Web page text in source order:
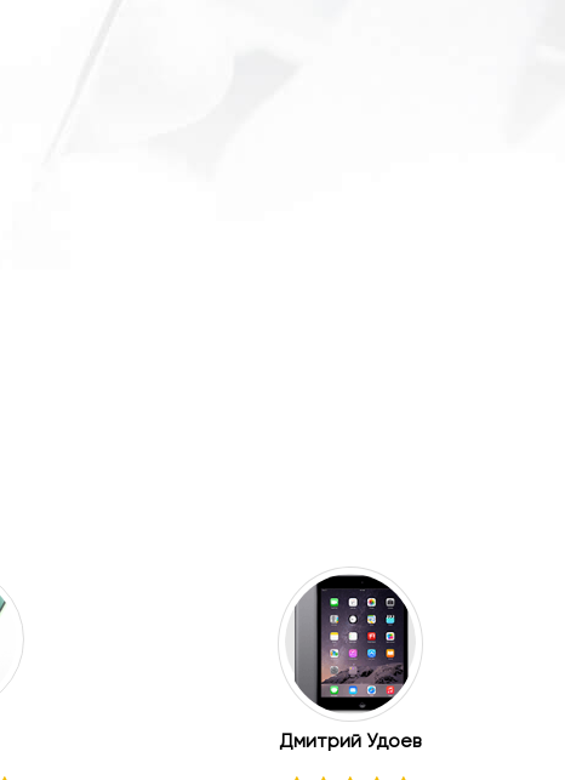
Дмитрий Удоев